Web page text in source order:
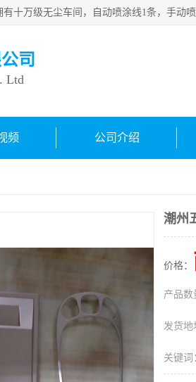
司
Ltd
频 公司介绍
潮州
价格：
产品数
发货地
关键词